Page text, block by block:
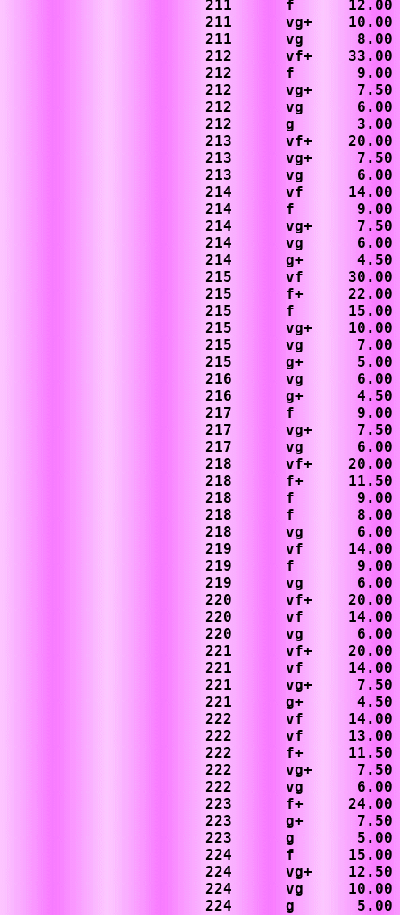
211      f      12.00
211      vg+    10.00
211      vg      8.00
212      vf+    33.00
212      f       9.00
212      vg+     7.50
212      vg      6.00
212      g       3.00
213      vf+    20.00
213      vg+     7.50
213      vg      6.00
214      vf     14.00
214      f       9.00
214      vg+     7.50
214      vg      6.00
214      g+      4.50
215      vf     30.00
215      f+     22.00
215      f
215      vg+    10.00
215      vg      7.00
215      g+      5.00
216      vg      6.00
216      g+      4.50
217      f       9.00
217      vg+     7.50
217      vg      6.00
218      vf+    20.00
218      f+     11.50
218      f       9.00
218      f
218      vg      6.00
219      vf     14.00
219      f
219      vg      6.00
220      vf+    20.00
220      vf     14.00
220      vg      6.00
221      vf+    20.00
221      vf     14.00
221      vg+     7.50
221      g+      4.50
222      vf     14.00
222      vf
222      f+     11.50
222      vg+     7.50
222      vg      6.00
223      f+     24.00
223      g+      7.50
223      g       5.00
224      f      15.00
224      vg+    12.50
224      vg     10.00
224      g       5.00